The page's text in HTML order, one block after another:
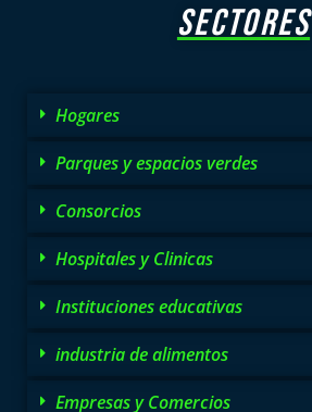
SECTORES
Hogares
Parques y espacios verdes
Consorcios
Hospitales y Clinicas
Instituciones educativas
industria de alimentos
Empresas y Comercios